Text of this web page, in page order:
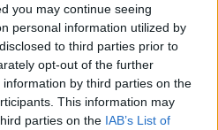
you may continue seeing
personal information utilized by
to third parties prior to
opt-out of the further
by third parties on the
This information may
parties on the IAB’s List of